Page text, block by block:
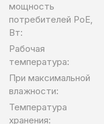
мощность
потребителей PoE,
Вт:
Рабочая
температура:
При максимальной
влажности:
Температура
хранения: